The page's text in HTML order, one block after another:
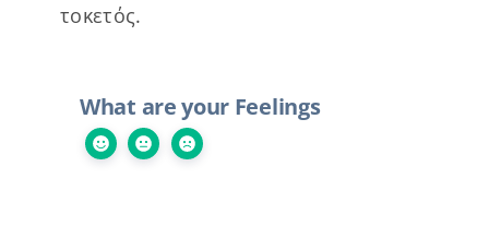
τοκετός.
What are your Feelings